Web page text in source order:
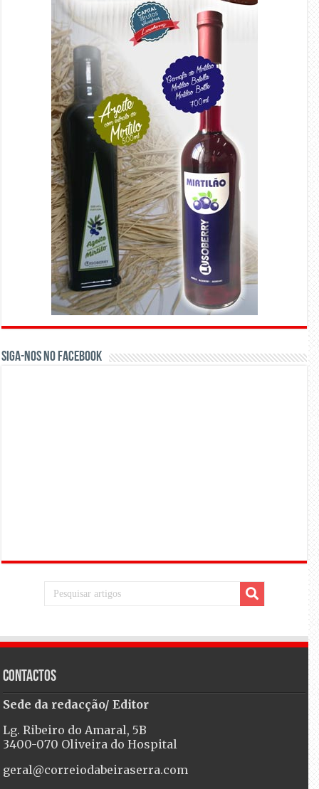
Siga-nos no Facebook
Contactos
Sede da redacção/ Editor
Lg. Ribeiro do Amaral, 5B
3400-070 Oliveira do Hospital
geral@correiodabeiraserra.com